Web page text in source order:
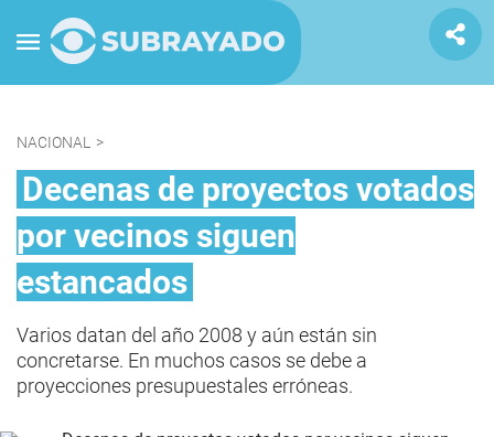
NACIONAL >
Decenas de proyectos votados
por vecinos siguen
estancados
Varios datan del año 2008 y aún están sin
concretarse. En muchos casos se debe a
proyecciones presupuestales erróneas.